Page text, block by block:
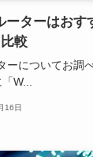
ーターはおす
較
ーについてお調
W...
16日